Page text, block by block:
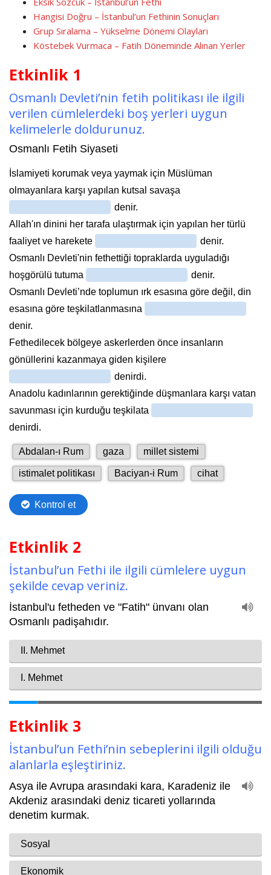
Hangisi Doğru – İstanbul’un Fethinin Sonuçları
Grup Sıralama – Yükselme Dönemi Olayları
Köstebek Vurmaca – Fatih Döneminde Alınan Yerler
Etkinlik 1
Osmanlı Devleti’nin fetih politikası ile ilgili
verilen cümlelerdeki boş yerleri uygun
kelimelerle doldurunuz.
Etkinlik 2
İstanbul’un Fethi ile ilgili cümlelere uygun
şekilde cevap veriniz.
Etkinlik 3
İstanbul’un Fethi’nin sebeplerini ilgili olduğu
alanlarla eşleştiriniz.